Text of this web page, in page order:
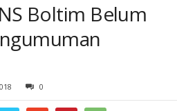
Boltim Belum
0